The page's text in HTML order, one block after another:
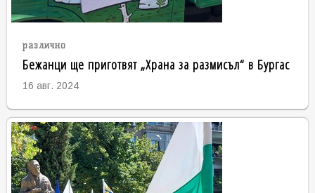
различно
Бежанци ще приготвят „Храна за размисъл“ в Бургас
16 авг. 2024